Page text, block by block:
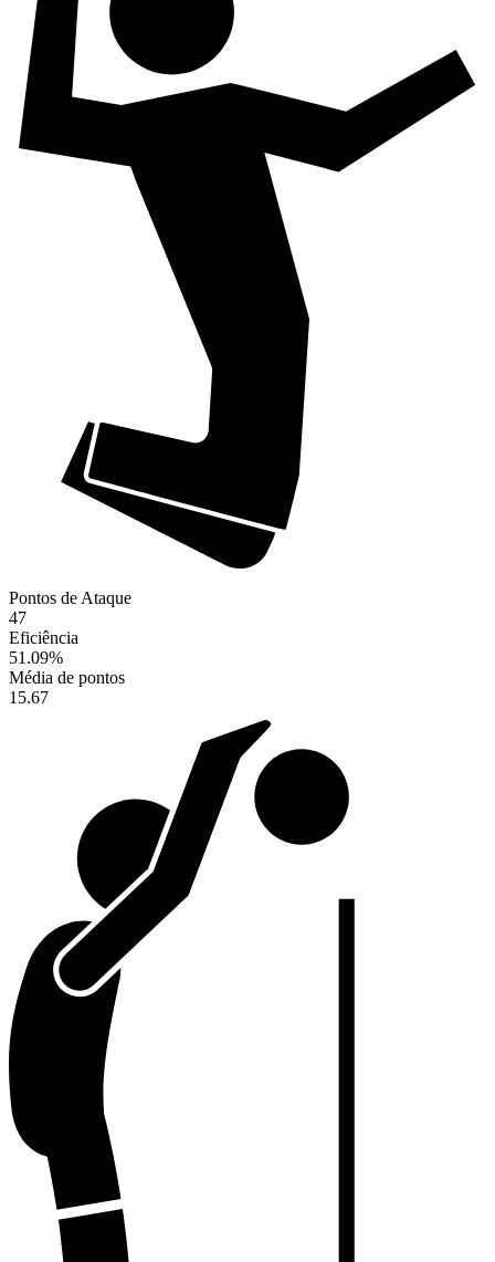
Pontos de Ataque
47
Eficiência
51.09%
Média de pontos
15.67